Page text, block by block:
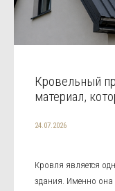
Кровельный
материал,
24.07.2026
Кровля является
здания. Именно она